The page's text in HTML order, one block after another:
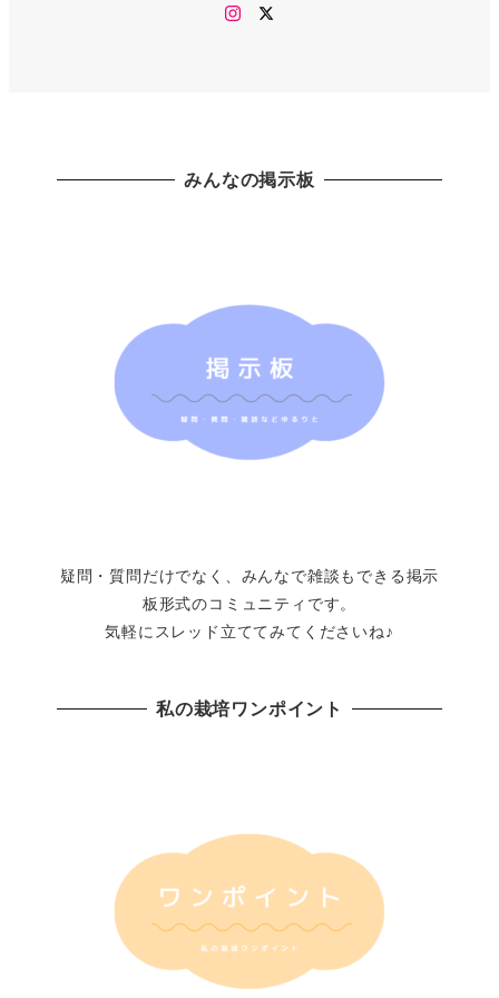
Instagram
みんなの掲示板
疑問・質問だけでなく、みんなで雑談もできる掲示
板形式のコミュニティです。
気軽にスレッド立ててみてくださいね♪
私の栽培ワンポイント